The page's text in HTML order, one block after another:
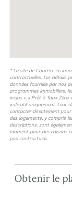
* Le site de Courtier en
contractuelles. Les détails
données fournies par nos
programmes immobiliers,
inclus », « Prêt à Taux Zéro
indicatif uniquement. Leur
contacter directement pour
des logements, y compris
descriptions, sont
moment pour des raisons
pas contractuels.
Obtenir le